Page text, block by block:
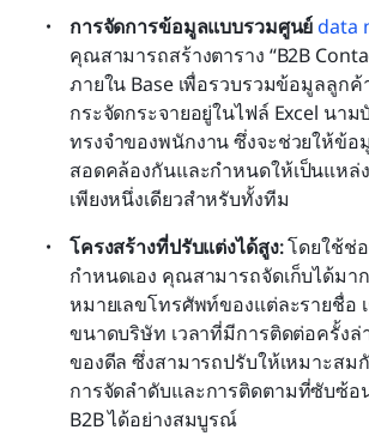
การจัดการข้อมูลแบบรวมศูนย์ data
คุณสามารถสร้างตาราง “B2B
ภายใน Base เพื่อรวบรวมข้อมูลลูก
กระจัดกระจายอยู่ในไฟล์ Excel นา
ทรงจำของพนักงาน ซึ่งจะช่วยให้ข้อ
สอดคล้องกันและกำหนดให้เป็นแหล่
เพียงหนึ่งเดียวสำหรับทั้งทีม
โครงสร้างที่ปรับแต่งได้สูง: โดยใช้ช่
กำหนดเอง คุณสามารถจัดเก็บได้มา
หมายเลขโทรศัพท์ของแต่ละรายชื่อ
ขนาดบริษัท เวลาที่มีการติดต่อครั้ง
ของดีล ซึ่งสามารถปรับให้เหมาะสม
การจัดลำดับและการติดตามที่ซับซ้อ
B2B ได้อย่างสมบูรณ์